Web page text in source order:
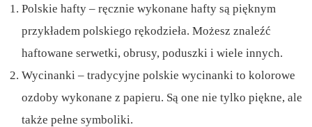
Polskie hafty – ręcznie wykonane hafty są pięknym
przykładem polskiego rękodzieła. Możesz znaleźć
haftowane serwetki, obrusy, poduszki i wiele innych.
Wycinanki – tradycyjne polskie wycinanki to kolorowe
ozdoby wykonane z papieru. Są one nie tylko piękne, ale
także pełne symboliki.